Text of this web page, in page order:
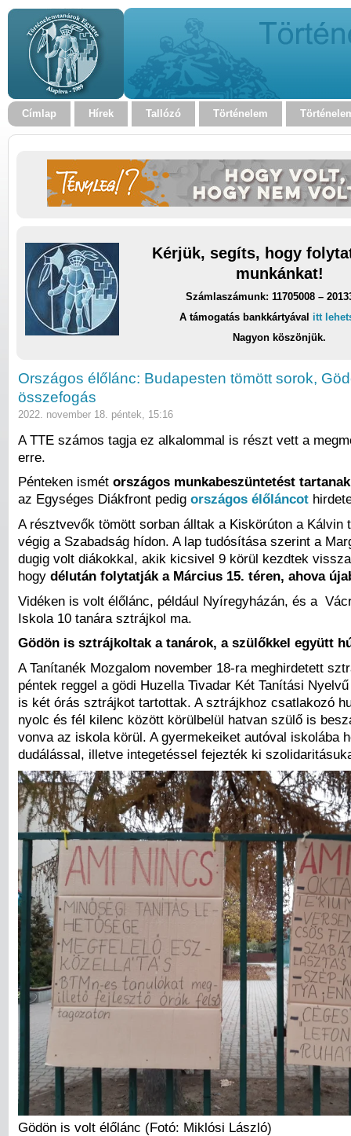
Címlap Hírek Tallózó Történelem
Kérjük, segíts, hogy
munkánkat!
Számlaszámunk: 11705008 –
A támogatás bankkártyával itt
Nagyon köszönjük.
Országos élőlánc: Budapesten tömött sorok,
összefogás
2022. november 18. péntek, 15:16
A TTE számos tagja ez alkalommal is részt vett a
erre.
Pénteken ismét országos munkabeszüntetést
az Egységes Diákfront pedig országos élőláncot
A résztvevők tömött sorban álltak a Kiskörúton a Kálvin
végig a Szabadság hídon. A lap tudósítása szerint a
dugig volt diákokkal, akik kicsivel 9 körül kezdtek
hogy délután folytatják a Március 15. téren, ahova
Vidéken is volt élőlánc, például Nyíregyházán, és a
Iskola 10 tanára sztrájkol ma.
Gödön is sztrájkoltak a tanárok, a szülőkkel együtt
A Tanítanék Mozgalom november 18-ra meghirdetett
péntek reggel a gödi Huzella Tivadar Két Tanítási
is két órás sztrájkot tartottak. A sztrájkhoz csatlakozó
nyolc és fél kilenc között körülbelül hatvan szülő is
vonva az iskola körül. A gyermekeiket autóval iskolába
dudálással, illetve integetéssel fejezték ki
Gödön is volt élőlánc (Fotó: Miklósi László)